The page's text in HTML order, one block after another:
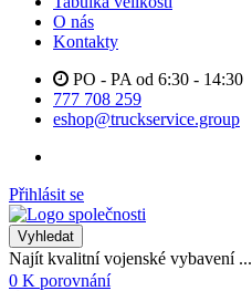
O nás
Kontakty
PO - PA od 6:30 - 14:30
777 708 259
eshop@truckservice.group
Přihlásit se
Vyhledat
Najít kvalitní vojenské vybavení ...
0 K porovnání